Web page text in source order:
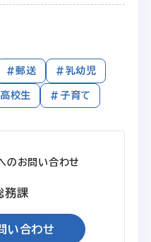
#郵送 #乳幼児
校生 #子育て
のお問い合わせ
務課
い合わせ